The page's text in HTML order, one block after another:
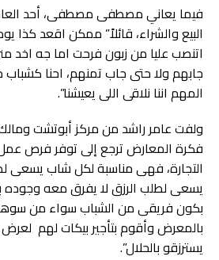
فيما يعاني مصطفى مصطفى، أحد
البيع والشراء، قائلاً” ممكن اقعد كذا
جابهم ولا حتى جاب تمنهم، احنا كشباب
المهم اننا نلاقى اللى يعيشنا”.
فكرة المعارض ترجع إلى توفر فرص
التجارة، فهى مناسبة لكل شاب يسعى
يسعى لطلب الرزق لا يفرق معه وجوده
بكون فريقى من الشباب سواء من
بالمعرض وأقوم بتأجير بيكات لهم
يسترزقو بالحلال”.